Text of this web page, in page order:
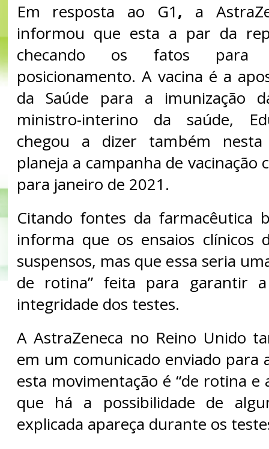
Em resposta ao G1, a
informou que esta a par da
checando os fatos para
posicionamento. A vacina é a
da Saúde para a imunização
ministro-interino da saúde,
chegou a dizer também
planeja a campanha de vacinação
para janeiro de 2021.
Citando fontes da farmacêutica
informa que os ensaios clínicos
suspensos, mas que essa seria
de rotina” feita para garantir
integridade dos testes.
A AstraZeneca no Reino Unido
em um comunicado enviado para
esta movimentação é “de rotina e
que há a possibilidade de
explicada apareça durante os